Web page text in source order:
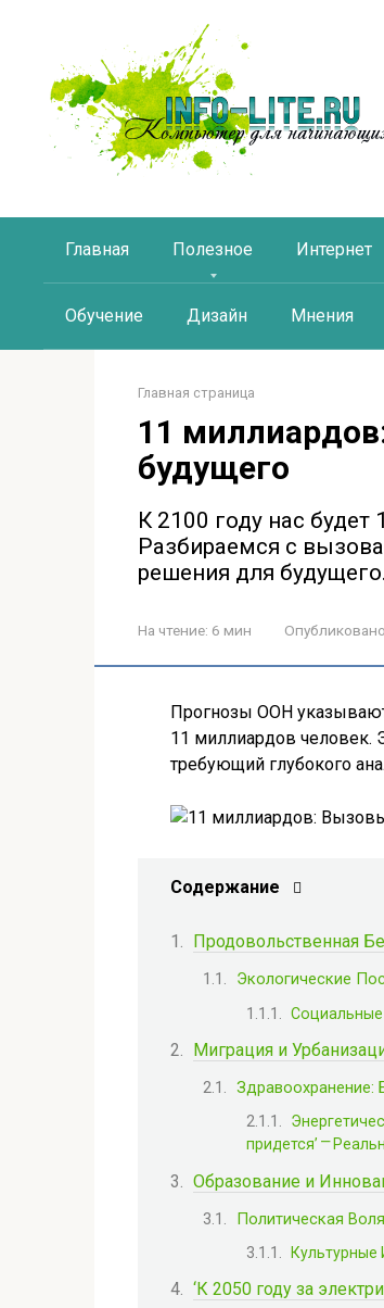
контенту
Главная Полезное Интернет
Обучение Дизайн Мнения
Главная страница
11
будущего
К 2100 году нас
Разбираемся с
решения для будущего.
На чтение: 6 мин
Прогнозы ООН указывают
11 миллиардов человек.
требующий глубокого
Содержание
Продовольственная
Экологические
Миграция и
придется’ ⎻
Образование и
Политическая
Культурные
‘К 2050 году за